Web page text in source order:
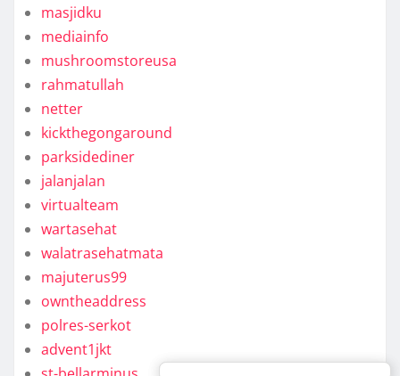
masjidku
mediainfo
mushroomstoreusa
rahmatullah
netter
kickthegongaround
parksidediner
jalanjalan
virtualteam
wartasehat
walatrasehatmata
majuterus99
owntheaddress
polres-serkot
advent1jkt